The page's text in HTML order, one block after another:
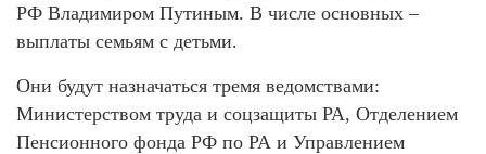
РФ Владимиром Путиным. В числе основных –
выплаты семьям с детьми.
Они будут назначаться тремя ведомствами:
Министерством труда и соцзащиты РА, Отделением
Пенсионного фонда РФ по РА и Управлением